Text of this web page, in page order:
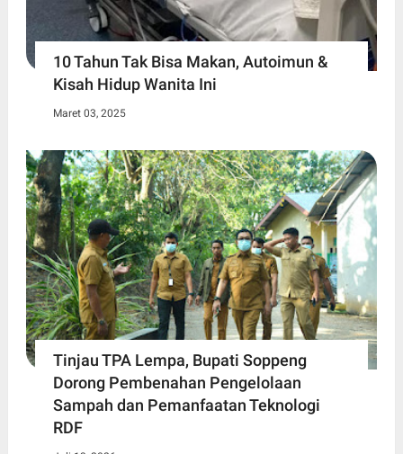
10 Tahun Tak Bisa Makan, Autoimun &
Kisah Hidup Wanita Ini
Maret 03, 2025
Tinjau TPA Lempa, Bupati Soppeng
Dorong Pembenahan Pengelolaan
Sampah dan Pemanfaatan Teknologi
RDF